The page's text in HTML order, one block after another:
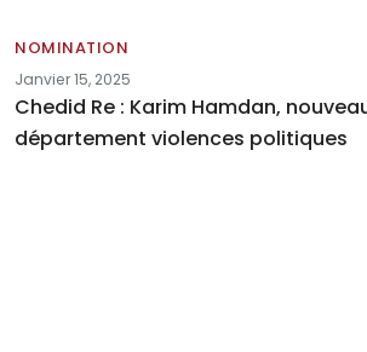
NOMINATION
Janvier 15, 2025
Chedid Re : Karim Hamdan,
département violences politiques